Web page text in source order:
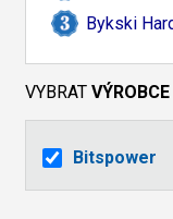
Bykski
VYBRAT VÝROBCE
Bitspower